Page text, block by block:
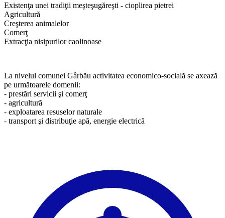
Existenţa unei tradiţii meşteşugăreşti - cioplirea pietrei
Agricultură
Creşterea animalelor
Comerţ
Extracţia nisipurilor caolinoase
La nivelul comunei Gârbău activitatea economico-socială se axează
pe următoarele domenii:
- prestări servicii şi comerţ
- agricultură
- exploatarea resuselor naturale
- transport şi distribuţie apă, energie electrică